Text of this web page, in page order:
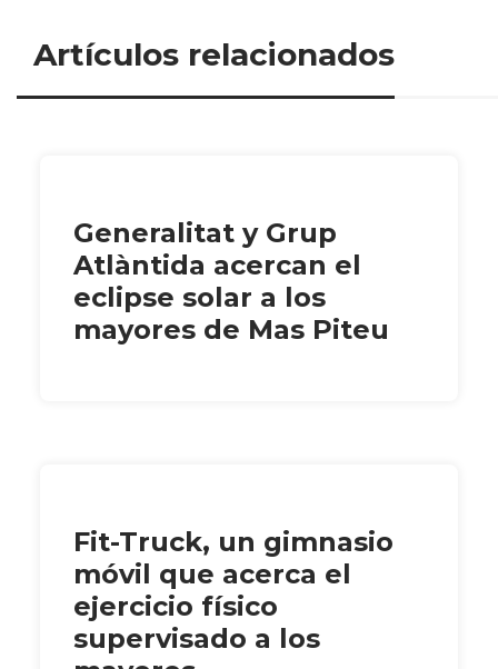
Artículos relacionados
Generalitat y Grup
Atlàntida acercan el
eclipse solar a los
mayores de Mas Piteu
Fit-Truck, un gimnasio
móvil que acerca el
ejercicio físico
supervisado a los